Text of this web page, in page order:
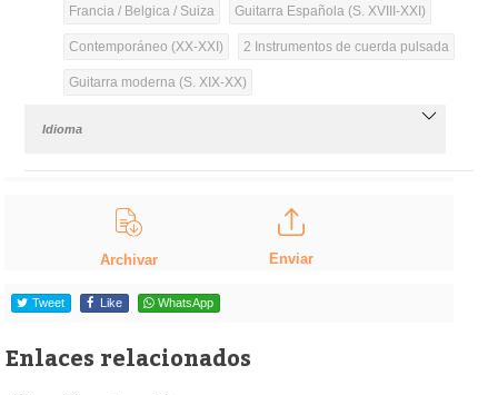
Francia / Belgica / Suiza Guitarra Española (S. XVIII-XXI)
Contemporáneo (XX-XXI) 2 Instrumentos de cuerda pulsada
Guitarra moderna (S. XIX-XX)
Idioma
Archivar Enviar
Tweet Like WhatsApp
Enlaces relacionados